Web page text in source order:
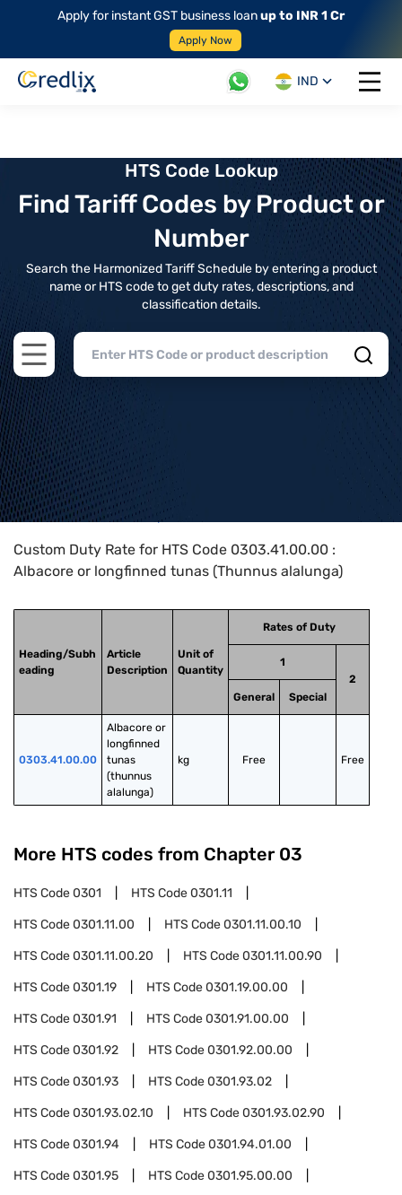
Apply for instant GST business loanup to INR 1 Cr
Apply Now
IND
Open
HTS Code Lookup
Find Tariff Codes by Product or
Number
Search the Harmonized Tariff Schedule by entering a product
name or HTS code to get duty rates, descriptions, and
classification details.
Open main menu
Home>HTS Codes> Chapter
Custom Duty Rate for HTS Code 0303.41.00.00 :
Albacore or longfinned tunas (Thunnus alalunga)
Heading/Subh
eading
Article
Description
Unit of
Quantity
Rates of Duty
1
2
General
Special
0303.41.00.00
Albacore or
longfinned
tunas
(thunnus
alalunga)
kg Free Free
More HTS codes from Chapter 03
HTS Code0301 HTS Code0301.11
HTS Code0301.11.00 HTS Code0301.11.00.10
HTS Code0301.11.00.20 HTS Code0301.11.00.90
HTS Code0301.19 HTS Code0301.19.00.00
HTS Code0301.91 HTS Code0301.91.00.00
HTS Code0301.92 HTS Code0301.92.00.00
HTS Code0301.93 HTS Code0301.93.02
HTS Code0301.93.02.10 HTS Code0301.93.02.90
HTS Code0301.94 HTS Code0301.94.01.00
HTS Code0301.95 HTS Code0301.95.00.00